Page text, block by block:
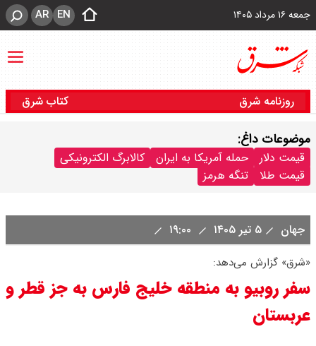
جمعه ۱۶ مرداد ۱۴۰۵ EN
AR
روزنامه شرق کتاب شرق
موضوعات داغ:
قیمت دلار حمله آمریکا به ایران
کالابرگ الکترونیکی
قیمت طلا
تنگه هرمز
جهان ۵ تیر ۱۴۰۵
«شرق» گزارش می‌دهد:
سفر روبیو به منطقه خلیج فارس به جز قطر و
عربستان